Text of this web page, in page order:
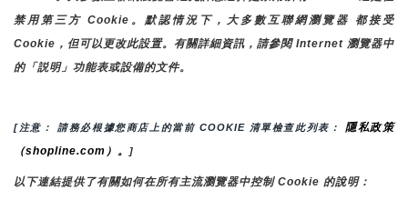
禁用第三方 Cookie。默認情況下，大多數互聯網瀏覽器 都接受
Cookie，但可以更改此設置。有關詳細資訊，請參閱 Internet 瀏覽器中
的「説明」功能表或設備的文件。
[注意： 請務必根據您商店上的當前 COOKIE 清單檢查此列表： 隱私政策
（shopline.com）。
]
以下連結提供了有關如何在所有主流瀏覽器中控制 Cookie 的說明：